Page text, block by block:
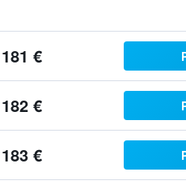
181 €
182 €
183 €